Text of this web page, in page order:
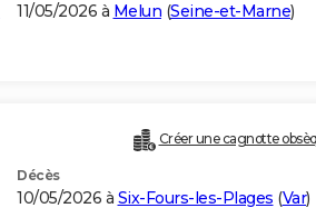
11/05/2026 à Melun (Seine-et-Marne)
Créer une cagnotte
Décès
10/05/2026 à Six-Fours-les-Plages (Var)